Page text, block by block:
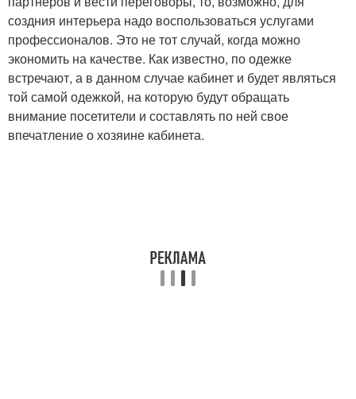
создния интерьера надо воспользоваться услугами
профессионалов. Это не тот случай, когда можно
экономить на качестве. Как известно, по одежке
встречают, а в данном случае кабинет и будет являться
той самой одежкой, на которую будут обращать
внимание посетители и составлять по ней свое
впечатление о хозяине кабинета.